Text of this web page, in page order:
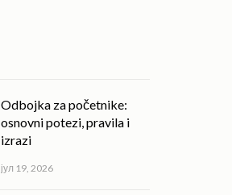
Odbojka za početnike:
osnovni potezi, pravila i
izrazi
јул 19, 2026